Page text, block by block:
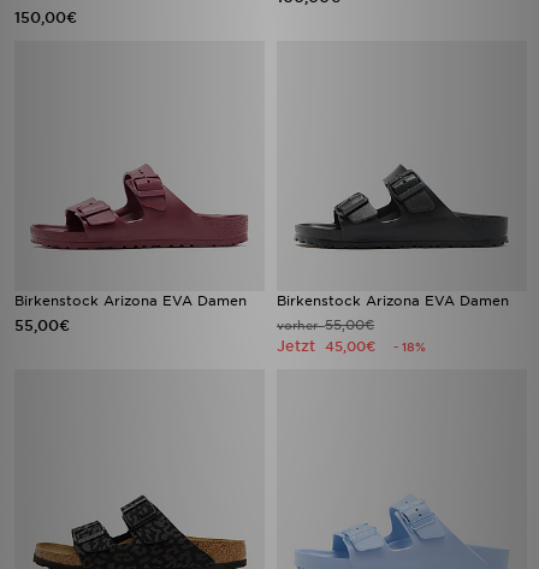
150,00€
Birkenstock Arizona EVA Damen
55,00€
Birkenstock Arizona EVA Damen
vorher55,00€
Jetzt 45,00€ - 18%